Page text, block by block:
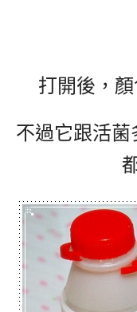
打開後，
不過它跟活